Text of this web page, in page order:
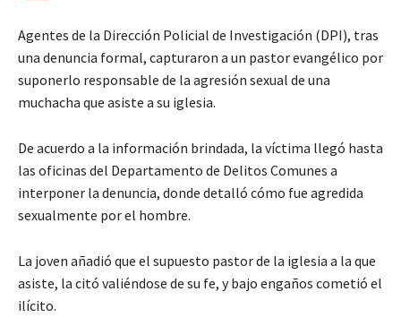
Agentes de la Dirección Policial de Investigación (DPI), tras
una denuncia formal, capturaron a un pastor evangélico por
suponerlo responsable de la agresión sexual de una
muchacha que asiste a su iglesia.
De acuerdo a la información brindada, la víctima llegó hasta
las oficinas del Departamento de Delitos Comunes a
interponer la denuncia, donde detalló cómo fue agredida
sexualmente por el hombre.
La joven añadió que el supuesto pastor de la iglesia a la que
asiste, la citó valiéndose de su fe, y bajo engaños cometió el
ilícito.